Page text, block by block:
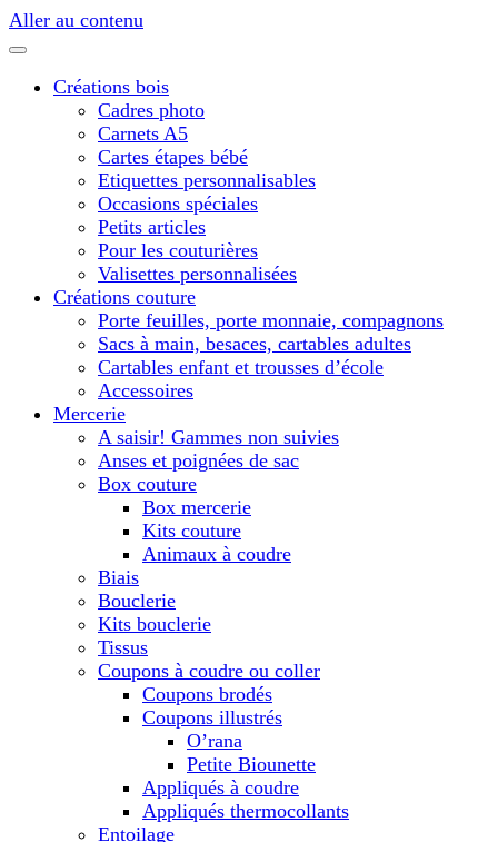
Aller au contenu
Créations bois
Cadres photo
Carnets A5
Cartes étapes bébé
Etiquettes personnalisables
Occasions spéciales
Petits articles
Pour les couturières
Valisettes personnalisées
Créations couture
Porte feuilles, porte monnaie, compagnons
Sacs à main, besaces, cartables adultes
Cartables enfant et trousses d’école
Accessoires
Mercerie
A saisir! Gammes non suivies
Anses et poignées de sac
Box couture
Box mercerie
Kits couture
Animaux à coudre
Biais
Bouclerie
Kits bouclerie
Tissus
Coupons à coudre ou coller
Coupons brodés
Coupons illustrés
O’rana
Petite Biounette
Appliqués à coudre
Appliqués thermocollants
Entoilage